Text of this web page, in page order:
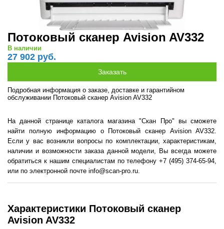
Потоковый сканер Avision AV332
В наличии
27 902 руб.
Подробная информация о заказе, доставке и гарантийном
обслуживании Потоковый сканер Avision AV332
На данной странице каталога магазина "Скан Про" вы сможете
найти полную информацию о Потоковый сканер Avision AV332.
Если у вас возникли вопросы по комплектации, характеристикам,
наличии и возможности заказа данной модели, Вы всегда можете
обратиться к нашим специалистам по телефону +7 (495) 374-65-94,
или по электронной почте info@scan-pro.ru.
Характеристики Потоковый сканер
Avision AV332